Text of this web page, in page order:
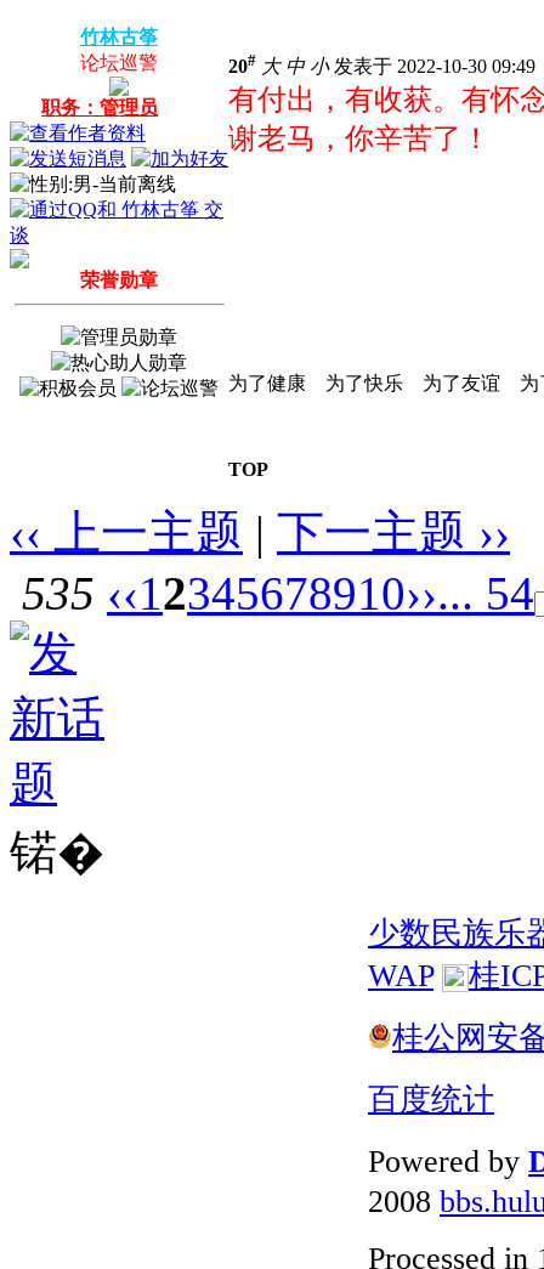
竹林古筝
论坛巡警
职务：管理员
荣誉勋章
20# 大 中 小发表于 2022-10-30 09:49
有付出，有收获。有怀
谢老马，你辛苦了！
为了健康 为了快乐 为了友谊 为
TOP
‹‹ 上一主题 | 下一主题 ››
535 ‹‹12345678910››... 54
锘�
少数民族乐
WAP
桂
桂公网安
百度统计
Powered by
2008
Processed in